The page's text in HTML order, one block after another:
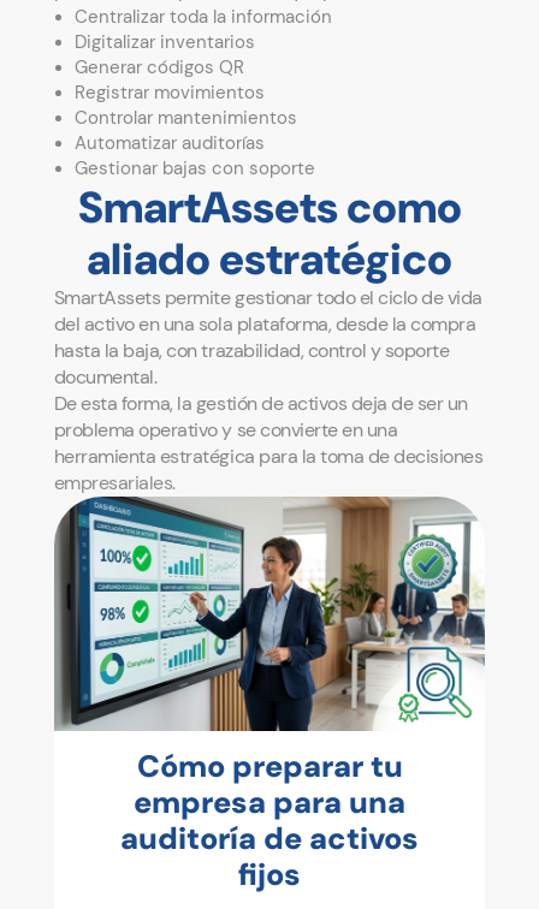
Centralizar toda la información
Digitalizar inventarios
Generar códigos QR
Registrar movimientos
Controlar mantenimientos
Automatizar auditorías
Gestionar bajas con soporte
SmartAssets como
aliado estratégico
SmartAssets permite gestionar todo el ciclo de vida
del activo en una sola plataforma, desde la compra
hasta la baja, con trazabilidad, control y soporte
documental.
De esta forma, la gestión de activos deja de ser un
problema operativo y se convierte en una
herramienta estratégica para la toma de decisiones
empresariales.
Cómo preparar tu
empresa para una
auditoría de activos
fijos